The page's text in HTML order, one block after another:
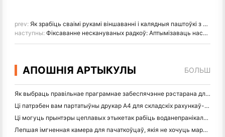
prev: Як зрабіць сваімі рукамі віншаванні і калядныя паштоўкі з дапамогай фотапрынтара для смартфона
наступны: Фіксаванне нескануваных радкоў: Аптымізаваць настаўленні друкаркі і сканера
АПОШНІЯ АРТЫКУЛЫ БОЛЬШ
Як выбраць правільнае праграмнае забеспячэнне рэстарана для вашага маленькага або сярэдняга рэстарана
Ці патрэбен вам партатыўны друкар A4 для складскіх рахункаў-фактур? Што на самай справе працуе
Ці могуць прынтэры цеплавых этыкетак рабіць воданепранікальныя этыкеткі для прадуктаў малога бізнесу?
Лепшая імгненная камера для пачаткоўцаў, якія не хочуць марнаваць паперу